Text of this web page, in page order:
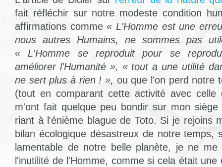
fait réfléchir sur notre modeste condition
affirmations comme « L'Homme est une
nous autres Humains, ne sommes pas
« L'Homme se reproduit pour se
améliorer l'Humanité », « tout a une utilité
ne sert plus à rien ! », ou que l'on perd notre
(tout en comparant cette activité avec celle
m'ont fait quelque peu bondir sur mon siège
riant à l'énième blague de Toto. Si je rejoins
bilan écologique désastreux de notre temps,
lamentable de notre belle planète, je ne me
l'inutilité de l'Homme, comme si cela était